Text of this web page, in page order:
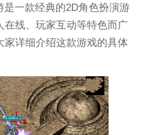
一款经典的2D角色扮演游
在线、玩家互动等特色而广
家详细介绍这款游戏的具体